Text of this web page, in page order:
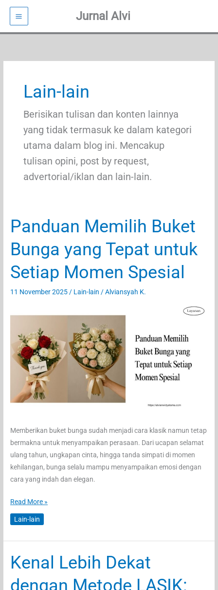
Lewati
Jurnal Alvi
Lain-lain
Berisikan tulisan dan konten lainnya
yang tidak termasuk ke dalam kategori
utama dalam blog ini. Mencakup
tulisan opini, post by request,
advertorial/iklan dan lain-lain.
Panduan Memilih Buket
Bunga yang Tepat untuk
Setiap Momen Spesial
11 November 2025 / Lain-lain /Alviansyah K.
Memberikan buket bunga sudah menjadi cara klasik namun tetap
bermakna untuk menyampaikan perasaan. Dari ucapan selamat
ulang tahun, ungkapan cinta, hingga tanda simpati di momen
kehilangan, bunga selalu mampu menyampaikan emosi dengan
cara yang indah dan elegan.
Panduan
Memilih
Buket
Tepat
Setiap
Read More »
Lain-lain
Kenal Lebih Dekat
dengan Metode LASIK: